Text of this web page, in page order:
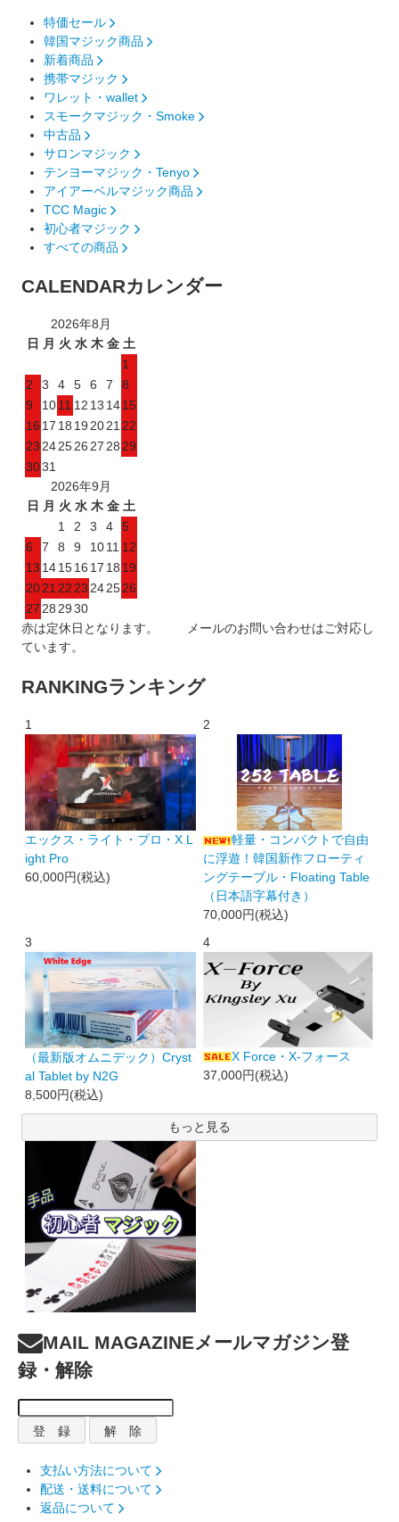
特価セール
韓国マジック商品
新着商品
携帯マジック
ワレット・wallet
スモークマジック・Smoke
中古品
サロンマジック
テンヨーマジック・Tenyo
アイアーベルマジック商品
TCC Magic
初心者マジック
すべての商品
CALENDARカレンダー
2026年8月
日 月 火 水 木 金 土
1
2
3 4 5 6 7
8
9
1011 12 13 1415
16 17 18 19202122
23242526272829
3031
2026年9月
日 月 火 水 木 金 土
1
2 3 4
5
6
7 8 9 1011 12
13 141516 17 18 19
20212223242526
27282930
赤は定休日となります。 メールのお問い合わせはご対応し
ています。
RANKINGランキング
1
エックス・ライト・プロ・X L
ight Pro
60,000円(税込)
2
軽量・コンパクトで自由
に浮遊！韓国新作フローティ
ングテーブル・Floating Table
（日本語字幕付き）
70,000円(税込)
3
（最新版オムニデック）Cryst
al Tablet by N2G
8,500円(税込)
4
X Force・X-フォース
37,000円(税込)
もっと見る
MAIL MAGAZINE メールマガジン登
録・解除
支払い方法について
配送・送料について
返品について